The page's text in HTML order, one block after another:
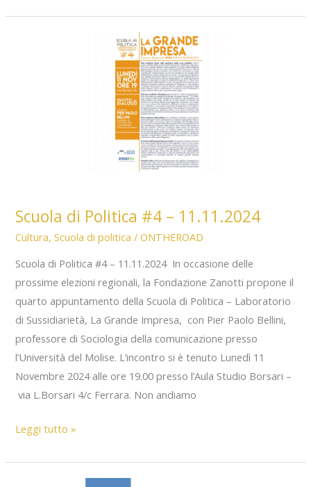
pietra,
Scuola di Politica #4 – 11.11.2024
Cultura,Scuola di politica /ONTHEROAD
Scuola di Politica #4 – 11.11.2024 In occasione delle
prossime elezioni regionali, la Fondazione Zanotti propone il
quarto appuntamento della Scuola di Politica – Laboratorio
di Sussidiarietà, La Grande Impresa, con Pier Paolo Bellini,
professore di Sociologia della comunicazione presso
l’Università del Molise. L’incontro si è tenuto Lunedì 11
Novembre 2024 alle ore 19.00 presso l’Aula Studio Borsari –
via L.Borsari 4/c Ferrara. Non andiamo
Scuola
Politica
Leggi tutto »